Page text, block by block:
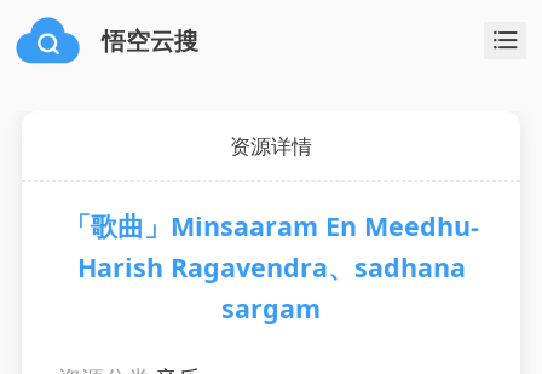
悟空云搜
资源详情
「歌曲」Minsaaram En Meedhu-
Harish Ragavendra、sadhana
sargam